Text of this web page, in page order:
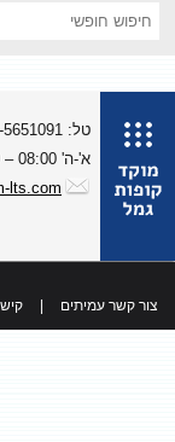
טל: 03-5651091
א'-ה' 08:00 – 16:00
lts.com
צור קשר עמיתים